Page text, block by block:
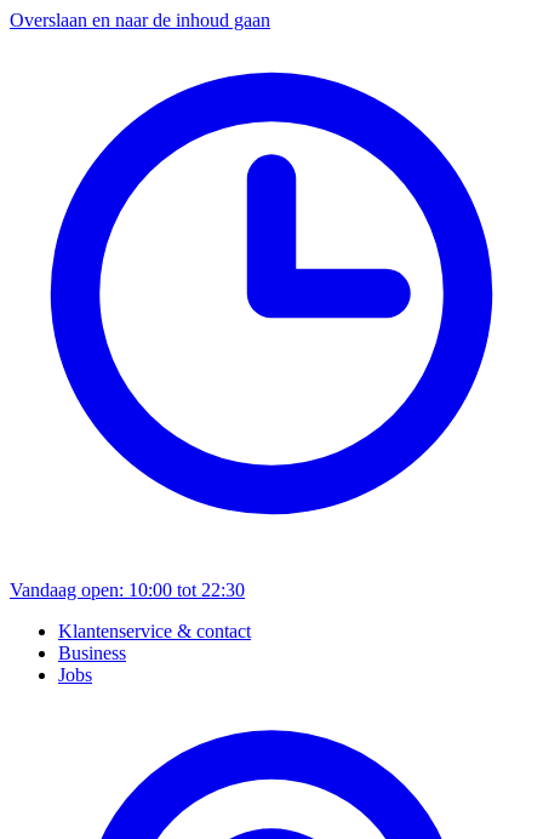
Overslaan en naar de inhoud gaan
Vandaag open: 10:00 tot 22:30
Klantenservice & contact
Business
Jobs